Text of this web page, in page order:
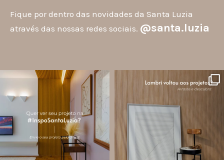
Fique por dentro das novidades da Santa Luzia
através das nossas redes sociais. @santa.luzia
santa.luzia
A #InspoSantaLuzia é um espaço
criado para divulgar projetos que
utilizam produtos Santa Luzia e
valorizar o trabalho de arquitetos,
designers de...
Jul 28
12 0
O lambri é um revestimento versátil
painéis decorativos e diversas
composições para valorizar o
Jul 27
82 8